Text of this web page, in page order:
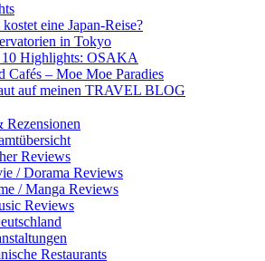
kostet eine Japan-Reise?
in Tokyo
10 Highlights: OSAKA
Cafés – Moe Moe Paradies
auf meinen TRAVEL BLOG
Rezensionen
Reviews
/ Dorama Reviews
/ Manga Reviews
Reviews
Restaurants